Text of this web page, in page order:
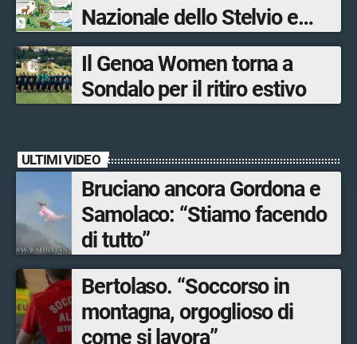
Nazionale dello Stelvio e
Bormio Tourism
Il Genoa Women torna a
Sondalo per il ritiro estivo
ULTIMI VIDEO
Bruciano ancora Gordona e
Samolaco: “Stiamo facendo
di tutto”
Bertolaso. “Soccorso in
montagna, orgoglioso di
come si lavora”